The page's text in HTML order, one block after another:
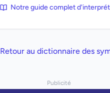
Notre guide complet
Retour au dictionnaire des
Publicité